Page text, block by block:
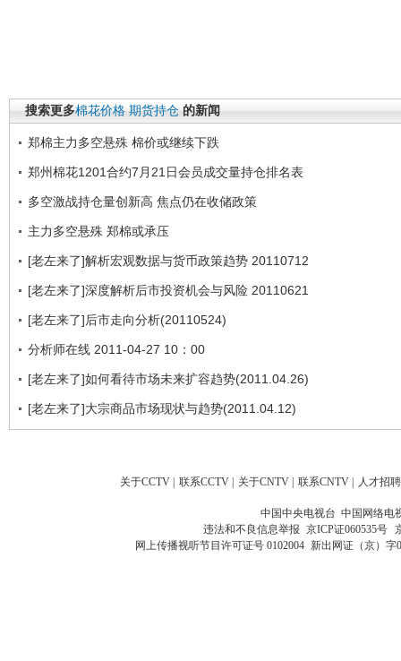
搜索更多棉花价格 期货持仓 的新闻
郑棉主力多空悬殊 棉价或继续下跌
郑州棉花1201合约7月21日会员成交量持仓排名表
多空激战持仓量创新高 焦点仍在收储政策
主力多空悬殊 郑棉或承压
[老左来了]解析宏观数据与货币政策趋势 20110712
[老左来了]深度解析后市投资机会与风险 20110621
[老左来了]后市走向分析(20110524)
分析师在线 2011-04-27 10：00
[老左来了]如何看待市场未来扩容趋势(2011.04.26)
[老左来了]大宗商品市场现状与趋势(2011.04.12)
关于CCTV | 联系CCTV | 关于CNTV | 联系CNTV | 人才招聘
中国中央电视台 中国网络电
违法和不良信息举报 京ICP证060535号
网上传播视听节目许可证号 0102004 新出网证（京）